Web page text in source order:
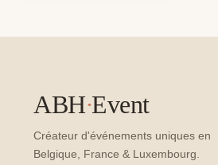
ABH·Event
Créateur d'événements uniques en
Belgique, France & Luxembourg.